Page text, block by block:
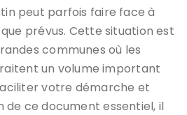
peut parfois faire face à
prévus. Cette situation est
communes où les
un volume important
votre démarche et
ce document essentiel, il